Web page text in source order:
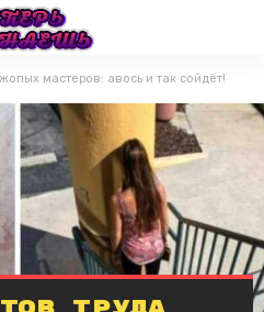
мастеров: авось и так сойдёт!